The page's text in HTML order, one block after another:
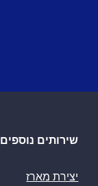
שירותים נוספים
יצירת מארז